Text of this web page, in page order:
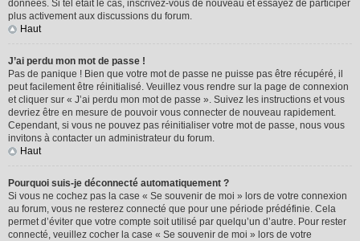
données. Si tel était le cas, inscrivez-vous de nouveau et essayez de participer
plus activement aux discussions du forum.
Haut
J’ai perdu mon mot de passe !
Pas de panique ! Bien que votre mot de passe ne puisse pas être récupéré, il
peut facilement être réinitialisé. Veuillez vous rendre sur la page de connexion
et cliquer sur « J’ai perdu mon mot de passe ». Suivez les instructions et vous
devriez être en mesure de pouvoir vous connecter de nouveau rapidement.
Cependant, si vous ne pouvez pas réinitialiser votre mot de passe, nous vous
invitons à contacter un administrateur du forum.
Haut
Pourquoi suis-je déconnecté automatiquement ?
Si vous ne cochez pas la case « Se souvenir de moi » lors de votre connexion
au forum, vous ne resterez connecté que pour une période prédéfinie. Cela
permet d’éviter que votre compte soit utilisé par quelqu’un d’autre. Pour rester
connecté, veuillez cocher la case « Se souvenir de moi » lors de votre